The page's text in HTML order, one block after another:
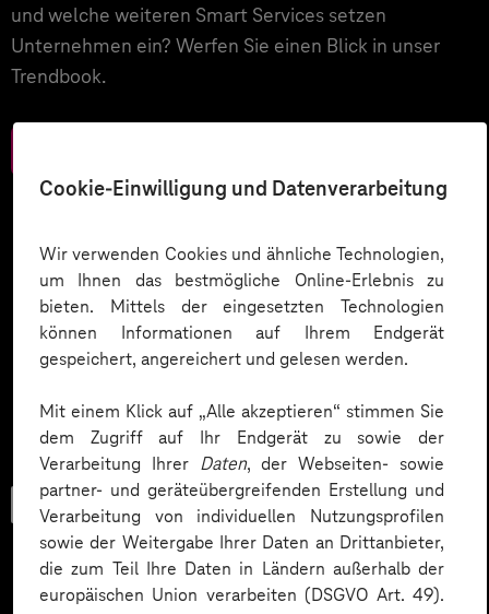
Cookie-Einwilligung und Datenverarbeitung
Wir verwenden Cookies und ähnliche Technologien,
um Ihnen das bestmögliche Online-Erlebnis zu
bieten. Mittels der eingesetzten Technologien
können Informationen auf Ihrem Endgerät
gespeichert, angereichert und gelesen werden.
Mit einem Klick auf „Alle akzeptieren“ stimmen Sie
dem Zugriff auf Ihr Endgerät zu sowie der
Verarbeitung Ihrer Daten, der Webseiten- sowie
partner- und geräteübergreifenden Erstellung und
Verarbeitung von individuellen Nutzungsprofilen
sowie der Weitergabe Ihrer Daten an Drittanbieter,
die zum Teil Ihre Daten in Ländern außerhalb der
europäischen Union verarbeiten (DSGVO Art. 49).
und welche weiteren Smart Services setzen
Unternehmen ein? Werfen Sie einen Blick in unser
Trendbook.
Trend-Porträt